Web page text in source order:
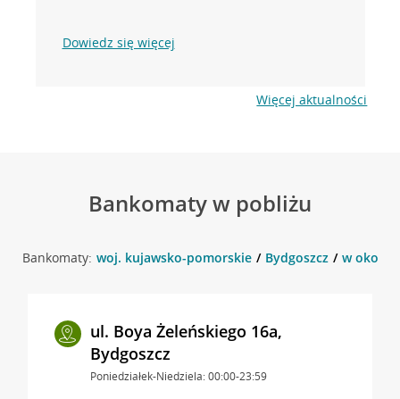
Dowiedz się więcej
Więcej aktualności
Bankomaty w pobliżu
Bankomaty: woj. kujawsko-pomorskie Bydgoszcz w
ul. Boya Żeleńskiego 16a,
Bydgoszcz
Poniedziałek-Niedziela: 00:00-23:59